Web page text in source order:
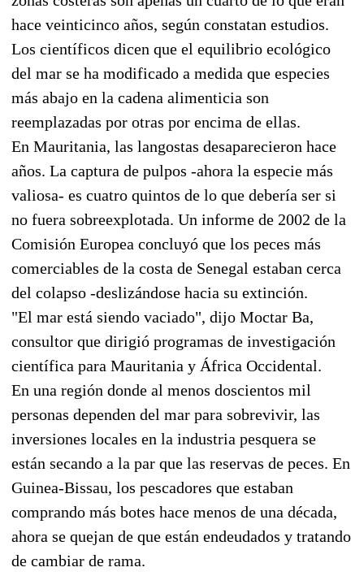
hace veinticinco años, según constatan estudios.
Los científicos dicen que el equilibrio ecológico
del mar se ha modificado a medida que especies
más abajo en la cadena alimenticia son
reemplazadas por otras por encima de ellas.
En Mauritania, las langostas desaparecieron hace
años. La captura de pulpos -ahora la especie más
valiosa- es cuatro quintos de lo que debería ser si
no fuera sobreexplotada. Un informe de 2002 de la
Comisión Europea concluyó que los peces más
comerciables de la costa de Senegal estaban cerca
del colapso -deslizándose hacia su extinción.
"El mar está siendo vaciado", dijo Moctar Ba,
consultor que dirigió programas de investigación
científica para Mauritania y África Occidental.
En una región donde al menos doscientos mil
personas dependen del mar para sobrevivir, las
inversiones locales en la industria pesquera se
están secando a la par que las reservas de peces. En
Guinea-Bissau, los pescadores que estaban
comprando más botes hace menos de una década,
ahora se quejan de que están endeudados y tratando
de cambiar de rama.